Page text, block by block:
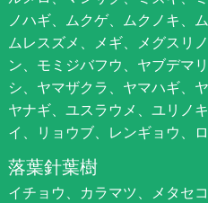
ノハギ、ムクゲ、ムクノキ、
ムレスズメ、メギ、メグスリ
ン、モミジバフウ、ヤブデマ
シ、ヤマザクラ、ヤマハギ、
ヤナギ、ユスラウメ、ユリノ
イ、リョウブ、レンギョウ、
落葉針葉樹
イチョウ、カラマツ、メタセ